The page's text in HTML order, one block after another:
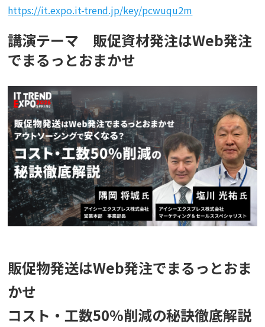
https://it.expo.it-trend.jp/key/pcwuqu2m
講演テーマ 販促資材発注はWeb発注
でまるっとおまかせ
販促物発送はWeb発注でまるっとおま
かせ
コスト・工数50%削減の秘訣徹底解説